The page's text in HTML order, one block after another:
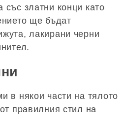
със златни конци като
ще бъдат
лакирани черни
в някои части на тялото
правилния стил на